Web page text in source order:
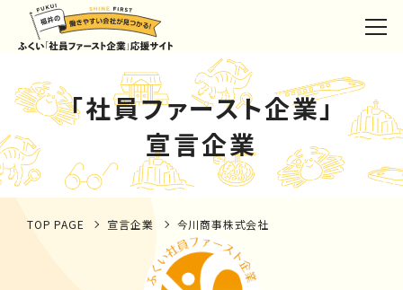
「社員ファースト企業」
宣言企業
TOP PAGE 宣言企業 今川商事株式会社